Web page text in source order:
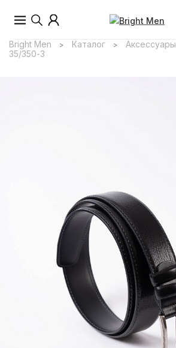
Bright Men > Каталог > Аксессуары
35/350-3